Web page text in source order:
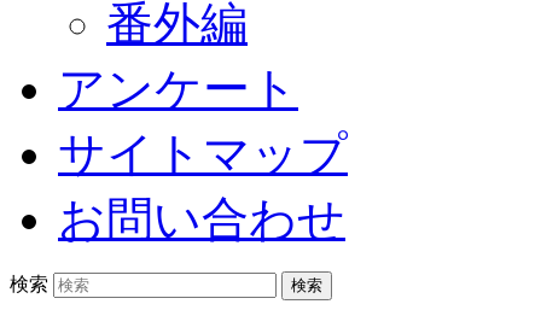
番外編
アンケート
サイトマップ
お問い合わせ
検索